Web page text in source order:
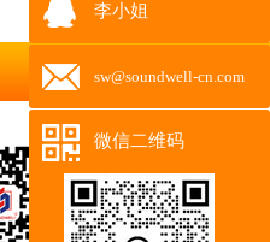
李小姐
sw@soundwell-cn.com
微信二维码